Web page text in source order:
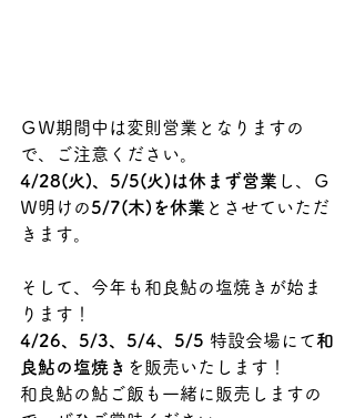
ＧＷ期間中は変則営業となりますの
で、ご注意ください。
4/28(火)、5/5(火)は休まず営業 し、Ｇ
Ｗ明けの5/7(木)を休業 とさせていただ
きます。
そして、今年も和良鮎の塩焼きが始ま
ります！
4/26、5/3、5/4、5/5 特設会場にて和
良鮎の塩焼き を販売いたします！
和良鮎の鮎ご飯も一緒に販売しますの